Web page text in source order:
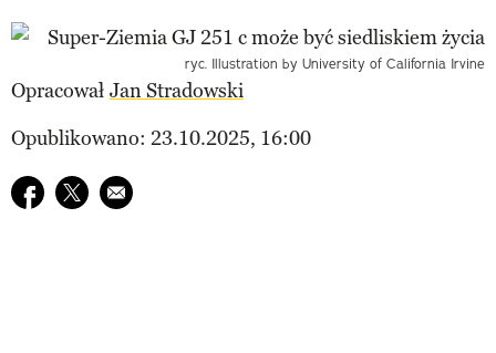
ryc. Illustration by University of California Irvine
Opracował Jan Stradowski
Opublikowano: 23.10.2025, 16:00
Udostępnij na facebook
Udostępnij na twitter
E-mail do przyjaciela